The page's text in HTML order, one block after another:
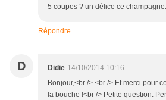
5 coupes ? un délice ce
Répondre
D Didie 14/10/2014 10:16
Bonjour,<br /> <br /> Et merci pour
la bouche !<br /> Petite question.